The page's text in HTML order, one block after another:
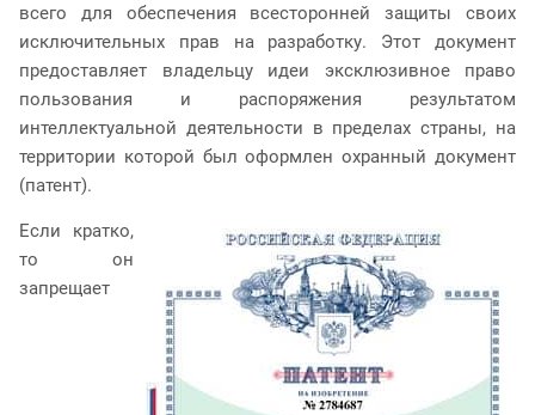
всего для обеспечения всесторонней защиты своих
исключительных прав на разработку. Этот документ
предоставляет владельцу идеи эксклюзивное право
пользования и распоряжения результатом
интеллектуальной деятельности в пределах страны, на
территории которой был оформлен охранный документ
(патент).
Если кратко,
то он
запрещает